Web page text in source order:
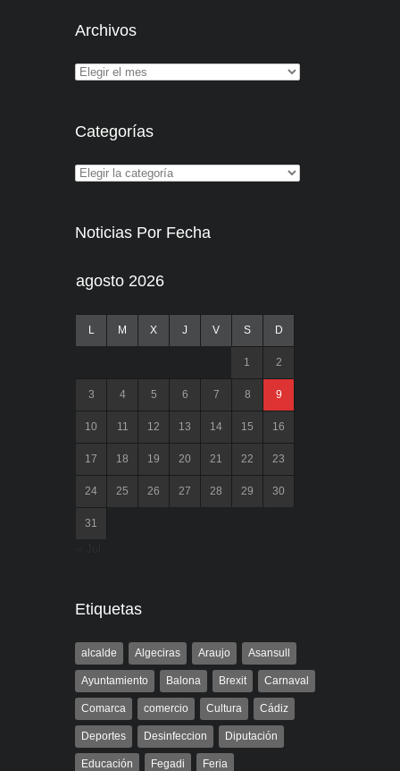
Archivos
Categorías
Noticias Por Fecha
agosto 2026
L M X J V S D
1 2
3 4 5 6 7 8 9
10 11 12 13 14 15 16
17 18 19 20 21 22 23
24 25 26 27 28 29 30
31
Etiquetas
alcalde Algeciras Araujo Asansull
Ayuntamiento Balona Brexit Carnaval
Comarca comercio Cultura Cádiz
Deportes Desinfeccion Diputación
Educación Fegadi Feria